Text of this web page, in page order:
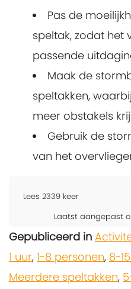
Pas de
speltak, zodat het
passende
Maak de
speltakken,
meer obstakels
Gebruik de
van het
Lees 2339 keer
Laatst aangepast
Gepubliceerd in
1 uur, 1-8 personen, 8-
Meerdere speltakken,